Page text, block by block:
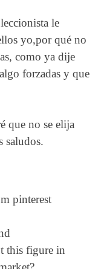
le
yo,por qué no
como ya dije
forzadas y que
que no se elija
saludos.
pinterest
this figure in